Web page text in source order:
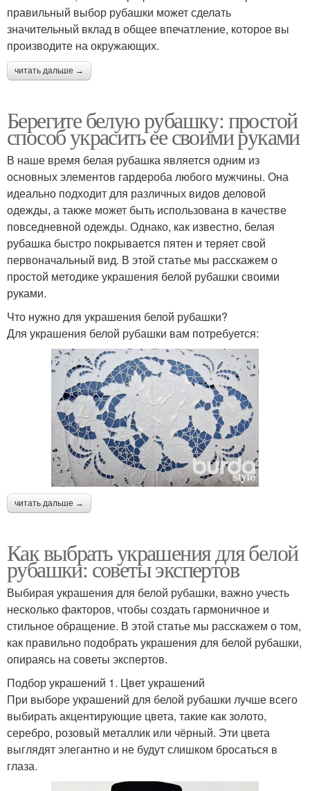
правильный выбор рубашки может сделать
значительный вклад в общее впечатление, которое вы
производите на окружающих.
читать дальше →
Берегите белую рубашку: простой
способ украсить ее своими руками
В наше время белая рубашка является одним из
основных элементов гардероба любого мужчины. Она
идеально подходит для различных видов деловой
одежды, а также может быть использована в качестве
повседневной одежды. Однако, как известно, белая
рубашка быстро покрывается пятен и теряет свой
первоначальный вид. В этой статье мы расскажем о
простой методике украшения белой рубашки своими
руками.
Что нужно для украшения белой рубашки?
Для украшения белой рубашки вам потребуется:
читать дальше →
Как выбрать украшения для белой
рубашки: советы экспертов
Выбирая украшения для белой рубашки, важно учесть
несколько факторов, чтобы создать гармоничное и
стильное обращение. В этой статье мы расскажем о том,
как правильно подобрать украшения для белой рубашки,
опираясь на советы экспертов.
Подбор украшений 1. Цвет украшений
При выборе украшений для белой рубашки лучше всего
выбирать акцентирующие цвета, такие как золото,
серебро, розовый металлик или чёрный. Эти цвета
выглядят элегантно и не будут слишком бросаться в
глаза.